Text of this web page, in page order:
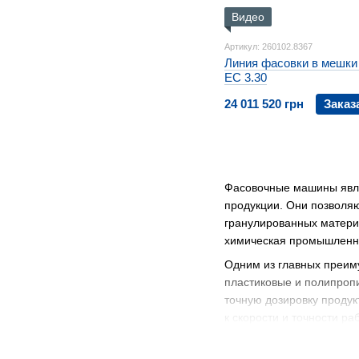
Фасовочные машины
продукции. Они
гранулированных
химическая
Одним из главных
пластиковые и
точную дозировку
Видео
Артикул: 260102.8367
Линия фасовки в мешки
EC 3.30
24 011 520 грн